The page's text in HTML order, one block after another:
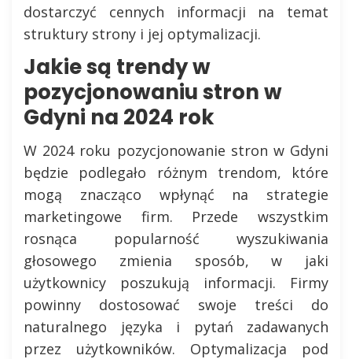
dostarczyć cennych informacji na temat
struktury strony i jej optymalizacji.
Jakie są trendy w
pozycjonowaniu stron w
Gdyni na 2024 rok
W 2024 roku pozycjonowanie stron w Gdyni
będzie podlegało różnym trendom, które
mogą znacząco wpłynąć na strategie
marketingowe firm. Przede wszystkim
rosnąca popularność wyszukiwania
głosowego zmienia sposób, w jaki
użytkownicy poszukują informacji. Firmy
powinny dostosować swoje treści do
naturalnego języka i pytań zadawanych
przez użytkowników. Optymalizacja pod